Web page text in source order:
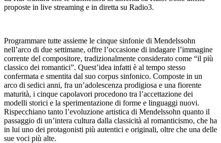
proposte in live streaming e in diretta su Radio3.
Programmare tutte assieme le cinque sinfonie di Mendelssohn
nell’arco di due settimane, offre l’occasione di indagare l’immagine
corrente del compositore, tradizionalmente considerato come “il più
classico dei romantici”. Quest’idea infatti è al tempo stesso
confermata e smentita dal suo corpus sinfonico. Composte in un
arco di sedici anni, fra un’adolescenza prodigiosa e una fiorente
maturità, i cinque capolavori procedono tra l’accettazione dei
modelli storici e la sperimentazione di forme e linguaggi nuovi.
Rispecchiano tanto l’evoluzione artistica di Mendelssohn quanto il
passaggio di un’intera cultura dalla classicità al romanticismo, che ha
in lui uno dei protagonisti più autentici e originali, oltre che una delle
sue voci più alte.